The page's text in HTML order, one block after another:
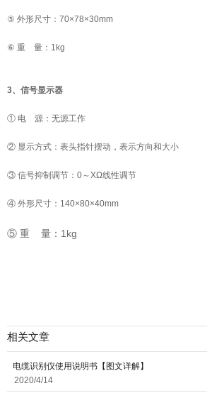
⑤ 外形尺寸：70×78×30mm
⑥ 重 量：1kg
3、信号显示器
① 电 源：无源工作
② 显示方式：表头指针摆动，表示方向和大小
③ 信号抑制调节：0～XΩ线性调节
④ 外形尺寸：140×80×40mm
⑤ 重 量：1kg
相关文章
电缆识别仪使用说明书【图文详解】
2020/4/14